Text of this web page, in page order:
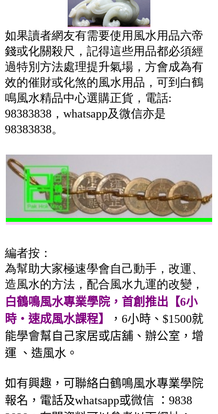
如果讀者網友有需要使用風水用品六帝
錢或化關殺尺，記得這些用品都必須經
過特別方法處理提升氣場，方會成為有
效的催財或化煞的風水用品，可到白鶴
鳴風水精品中心選購正貨，電話:
98383838，whatsapp及微信亦是
98383838。
編者按：
為幫助大家極速學會自己動手，改運、
造風水的方法，配合風水九運的改變，
白鶴鳴風水專業學院，首創推出【6小
時‧速成風水課程】
，6小時、$1500就
能學會幫自己家居或店舖、辦公室，增
運 、造風水。
如有興趣，可聯絡白鶴鳴風水專業學院
報名，電話及whatsapp或微信 ：9838